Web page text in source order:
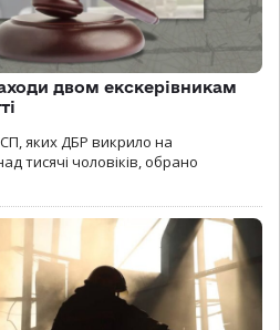
двом екскерівникам
яких ДБР викрило на
тисячі чоловіків, обрано